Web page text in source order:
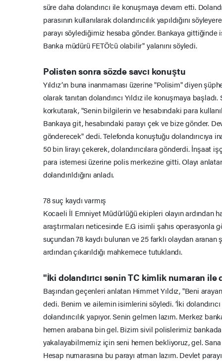
süre daha dolandırıcı ile konuşmaya devam etti.
parasının kullanılarak dolandırıcılık yapıldığını
parayı söylediğimiz hesaba gönder. Bankaya gittiğinde
Banka müdürü FETÖ’cü olabilir" yalanını söyledi.
Polisten sonra sözde savcı konuştu
Yıldız’ın buna inanmaması üzerine "Polisim" diyen
olarak tanıtan dolandırıcı Yıldız ile konuşmaya başladı.
korkutarak, "Senin bilgilerin ve hesabındaki para
Bankaya git, hesabındaki parayı çek ve bize gönder.
gönderecek" dedi. Telefonda konuştuğu dolandırıcıya
50 bin lirayı çekerek, dolandırıcılara gönderdi. İnşaat
para istemesi üzerine polis merkezine gitti. Olayı
dolandırıldığını anladı.
78 suç kaydı varmış
Kocaeli İl Emniyet Müdürlüğü ekipleri olayın ardından
araştırmaları neticesinde E.G isimli şahıs operasyonla
suçundan 78 kaydı bulunan ve 25 farklı olaydan
ardından çıkarıldığı mahkemece tutuklandı.
"İki dolandırıcı senin TC kimlik numaran ile
Başından geçenleri anlatan Himmet Yıldız, "Beni
dedi. Benim ve ailemin isimlerini söyledi. ’İki
dolandırıcılık yapıyor. Senin gelmen lazım. Merkez
hemen arabana bin gel. Bizim sivil polislerimiz bankada
yakalayabilmemiz için seni hemen bekliyoruz, gel.
Hesap numarasına bu parayı atman lazım. Devlet